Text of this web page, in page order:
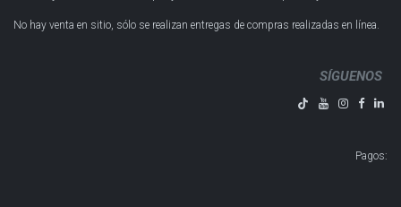
No hay venta en sitio, sólo se realizan entregas de compras realizadas en línea.
SÍGUENOS
Pagos: